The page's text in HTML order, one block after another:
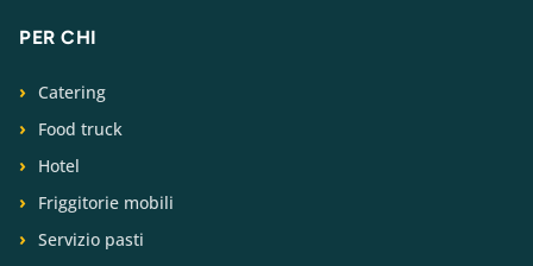
PER CHI
Catering
Food truck
Hotel
Friggitorie mobili
Servizio pasti